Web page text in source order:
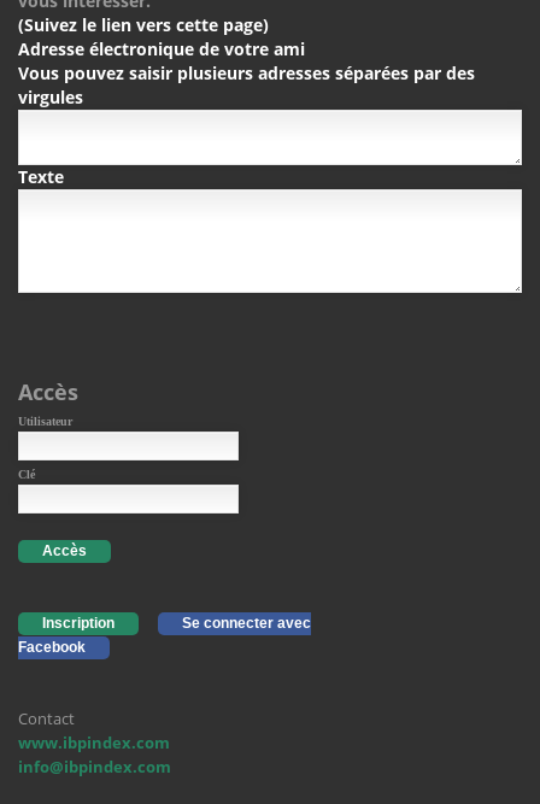
(Suivez le lien vers cette page)
Adresse électronique de votre ami
Vous pouvez saisir plusieurs adresses séparées par des
virgules
Texte
Accès
Utilisateur
Clé
Accès
Inscription
Se connecter avec
Facebook
Contact
www.ibpindex.com
info@ibpindex.com